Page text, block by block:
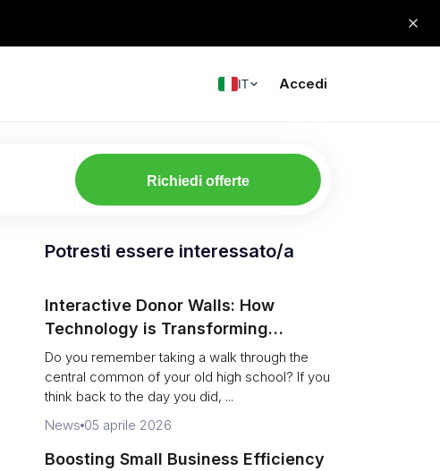
IT Accedi
Richiedi offerte
Potresti essere interessato/a
Interactive Donor Walls: How
Technology is Transforming
Campus Philanthropy
Do you remember taking a walk through the
central common of your old high school? If you
think back to the day you did, ...
News 05 aprile 2026
Boosting Small Business Efficiency